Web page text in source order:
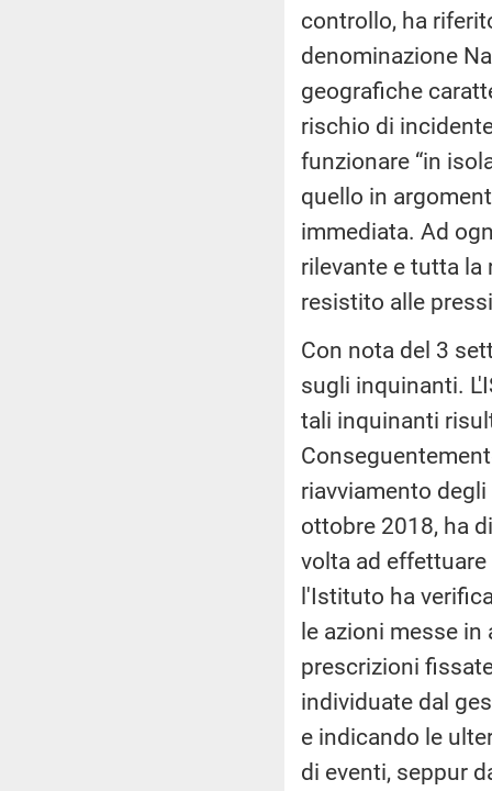
controllo, ha
denominazione
geografiche
rischio di
funzionare “in
quello in
immediata. Ad
rilevante e tutta la
resistito alle
Con nota del 3
sugli inquinanti.
tali inquinanti
riavviamento
ottobre 2018, ha
volta ad
l'Istituto ha
le azioni messe
prescrizioni
individuate dal
e indicando le
di eventi, seppur